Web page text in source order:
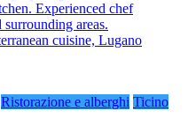
Ristorazione e alberghi Ticino